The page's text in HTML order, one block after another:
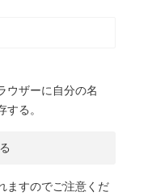
ウザーに自分の名
る。
ますのでご注意くだ